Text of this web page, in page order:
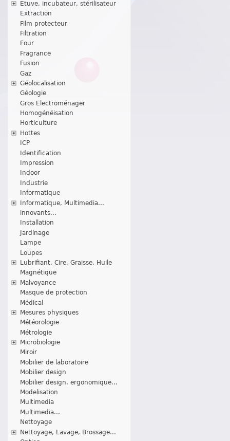
Etuve, incubateur, stérilisateur
Extraction
Film protecteur
Filtration
Four
Fragrance
Fusion
Gaz
Géolocalisation
Géologie
Gros Electroménager
Homogénéisation
Horticulture
Hottes
ICP
Identification
Impression
Indoor
Industrie
Informatique
Informatique, Multimedia...
innovants...
Installation
Jardinage
Lampe
Loupes
Lubrifiant, Cire, Graisse, Huile
Magnétique
Malvoyance
Masque de protection
Médical
Mesures physiques
Météorologie
Métrologie
Microbiologie
Miroir
Mobilier de laboratoire
Mobilier design
Mobilier design, ergonomique...
Modelisation
Multimedia
Multimedia...
Nettoyage
Nettoyage, Lavage, Brossage...